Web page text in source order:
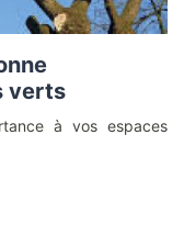
verts
à vos espaces